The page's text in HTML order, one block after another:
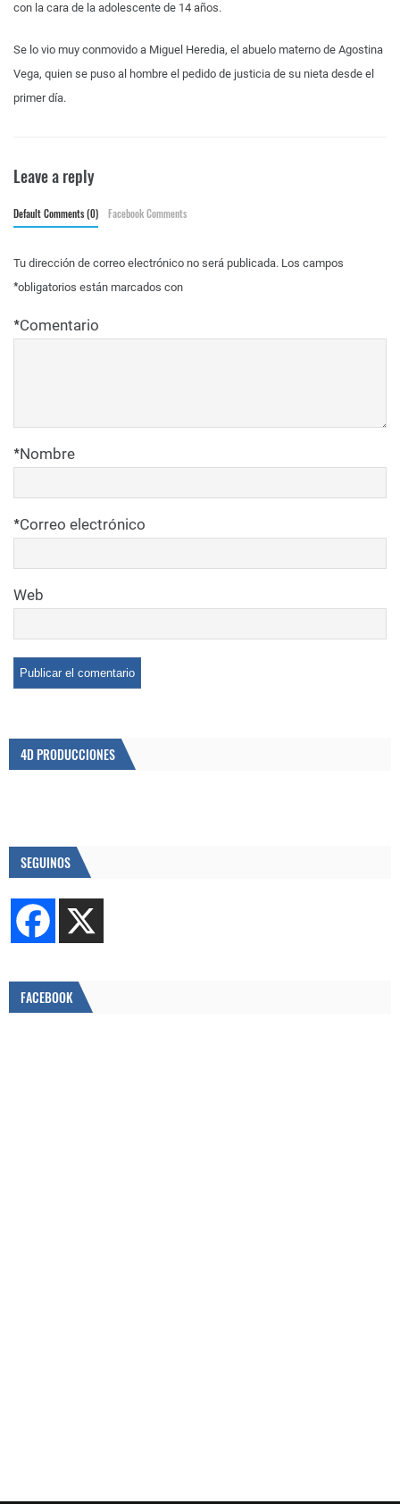
con la cara de la adolescente de 14 años.
Se lo vio muy conmovido a Miguel Heredia, el abuelo materno de Agostina
Vega, quien se puso al hombre el pedido de justicia de su nieta desde el
primer día.
Leave a reply
Default Comments (0) Facebook Comments
Tu dirección de correo electrónico no será publicada. Los campos
obligatorios están marcados con
*
Comentario
*
Nombre
*
Correo electrónico
*
Web
4D PRODUCCIONES
SEGUINOS
FACEBOOK